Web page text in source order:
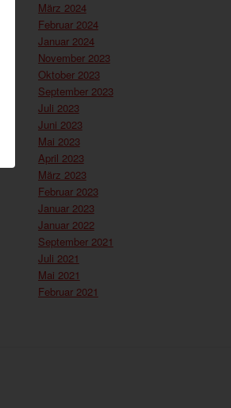
März 2024
Februar 2024
Januar 2024
November 2023
Oktober 2023
September 2023
Juli 2023
Juni 2023
Mai 2023
April 2023
März 2023
Februar 2023
Januar 2023
Januar 2022
September 2021
Juli 2021
Mai 2021
Februar 2021